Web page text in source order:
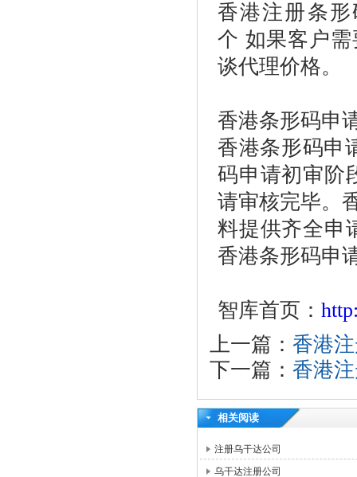
香港注册条形
个 如果客户
谈代理价格。
香港条形码申
香港条形码申
码申请初审阶
请审核完毕。
料提供齐全申
香港条形码申
智库首页：
上一篇： 香港
下一篇： 香港
相关阅读
注册乌干达公司
乌干达注册公司